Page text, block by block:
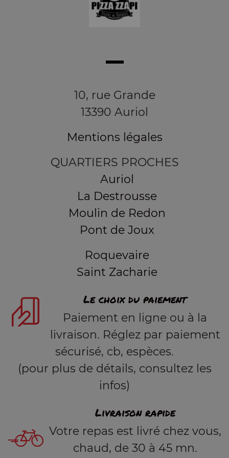
10, rue Grande
13390 Auriol
Mentions légales
QUARTIERS PROCHES
Auriol
La Destrousse
Moulin de Redon
Pont de Joux
Roquevaire
Saint Zacharie
Le choix du paiement
Paiement en ligne ou à la
livraison. Réglez par paiement
sécurisé, cb, espèces.
(pour plus de détails, consultez les
infos)
Livraison rapide
Votre repas est livré chez vous,
chaud, de 30 à 45 mn.